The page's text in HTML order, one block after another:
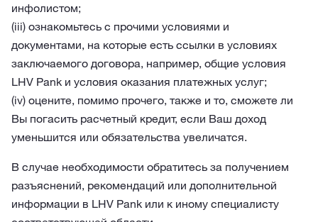
инфолистом;
(iii) ознакомьтесь с прочими условиями и
документами, на которые есть ссылки в условиях
заключаемого договора, например, общие условия
LHV Pank и условия оказания платежных услуг;
(iv) оцените, помимо прочего, также и то, сможете ли
Вы погасить расчетный кредит, если Ваш доход
уменьшится или обязательства увеличатся.
В случае необходимости обратитесь за получением
разъяснений, рекомендаций или дополнительной
информации в LHV Pank или к иному специалисту